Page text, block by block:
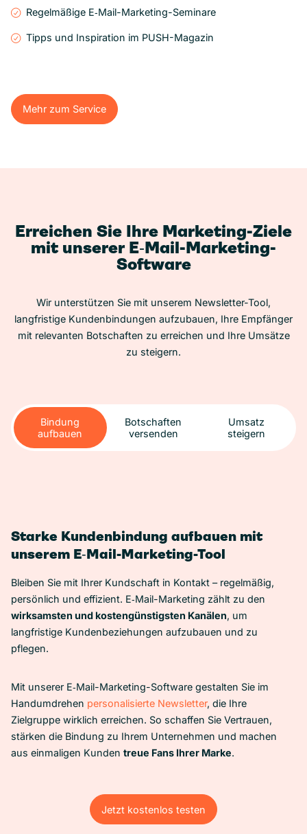
Regelmäßige E‑Mail-Marketing-Seminare
Tipps und Inspiration im PUSH-Magazin
Mehr zum Service
Mehr zum Service
Erreichen Sie Ihre Marketing-Ziele
mit unserer E‑Mail-Marketing-
Software
Wir unterstützen Sie mit unserem Newsletter-Tool,
langfristige Kundenbindungen aufzubauen, Ihre Empfänger
mit relevanten Botschaften zu erreichen und Ihre Umsätze
zu steigern.
Bindung
aufbauen
Botschaften
versenden
Umsatz
steigern
Starke Kundenbindung aufbauen mit
unserem E‑Mail-Marketing-Tool
Bleiben Sie mit Ihrer Kundschaft in Kontakt – regelmäßig,
persönlich und effizient. E‑Mail-Marketing zählt zu den
wirksamsten und kostengünstigsten Kanälen, um
langfristige Kundenbeziehungen aufzubauen und zu
pflegen.
Mit unserer E‑Mail-Marketing-Software gestalten Sie im
Handumdrehen personalisierte Newsletter, die Ihre
Zielgruppe wirklich erreichen. So schaffen Sie Vertrauen,
stärken die Bindung zu Ihrem Unternehmen und machen
aus einmaligen Kunden treue Fans Ihrer Marke.
Jetzt kostenlos testen
Jetzt kostenlos testen